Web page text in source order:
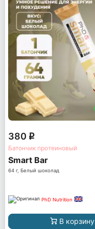
380 q
Батончик протеиновый
Smart Bar
64 г, Белый шоколад
PhD Nutrition
В корзину